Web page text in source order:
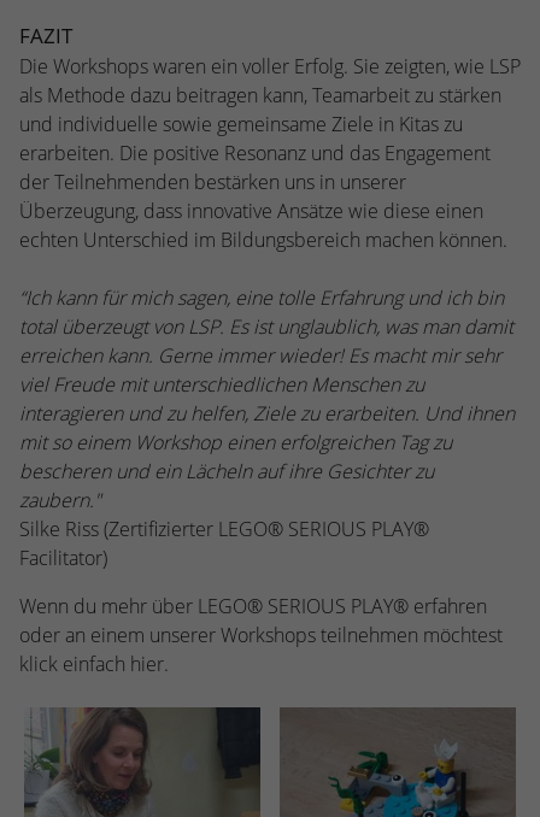
FAZIT
Die Workshops waren ein voller Erfolg. Sie zeigten, wie LSP
als Methode dazu beitragen kann, Teamarbeit zu stärken
und individuelle sowie gemeinsame Ziele in Kitas zu
erarbeiten. Die positive Resonanz und das Engagement
der Teilnehmenden bestärken uns in unserer
Überzeugung, dass innovative Ansätze wie diese einen
echten Unterschied im Bildungsbereich machen können.
“Ich kann für mich sagen, eine tolle Erfahrung und ich bin
total überzeugt von LSP. Es ist unglaublich, was man damit
erreichen kann. Gerne immer wieder! Es macht mir sehr
viel Freude mit unterschiedlichen Menschen zu
interagieren und zu helfen, Ziele zu erarbeiten. Und ihnen
mit so einem Workshop einen erfolgreichen Tag zu
bescheren und ein Lächeln auf ihre Gesichter zu
zaubern."
Silke Riss (Zertifizierter LEGO® SERIOUS PLAY®
Facilitator)
Wenn du mehr über LEGO® SERIOUS PLAY® erfahren
oder an einem unserer Workshops teilnehmen möchtest
klick einfach hier.
Zweck
und nutzt dazu den DoubleClick des
Google Tag Manager, um die gezielte
Anzeigenplatzierung zu vereinfachen.